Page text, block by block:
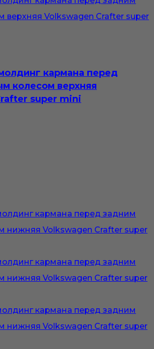
кармана перед
колесом верхняя
super mini